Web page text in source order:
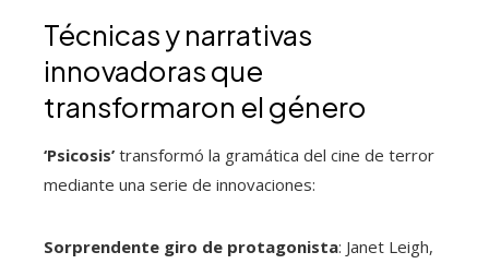
Técnicas y narrativas
innovadoras que
transformaron el género
‘Psicosis’ transformó la gramática del cine de terror
mediante una serie de innovaciones:
Sorprendente giro de protagonista: Janet Leigh,